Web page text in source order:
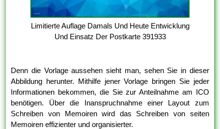
Limitierte Auflage Damals Und Heute Entwicklung
Und Einsatz Der Postkarte 391933
Denn die Vorlage aussehen sieht man, sehen Sie in dieser
Abbildung herunter. Mithilfe jener Vorlage bringen Sie jeder
Informationen bekommen, die Sie zur Anteilnahme am ICO
benötigen. Über die Inanspruchnahme einer Layout zum
Schreiben von Memoiren wird das Schreiben von seiten
Memoiren effizienter und organisierter.